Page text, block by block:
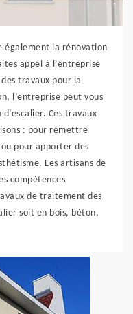
également la rénovation
appel à l’entreprise
travaux pour la
l’entreprise peut vous
Ces travaux
: pour remettre
pour apporter des
Les artisans de
compétences
de traitement des
soit en bois, béton,